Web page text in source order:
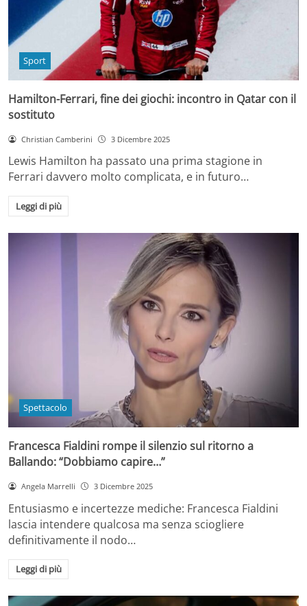
Sport
Hamilton-Ferrari, fine dei giochi: incontro in Qatar con il
sostituto
Christian Camberini 3 Dicembre 2025
Lewis Hamilton ha passato una prima stagione in
Ferrari davvero molto complicata, e in futuro…
Leggi di più
Spettacolo
Francesca Fialdini rompe il silenzio sul ritorno a
Ballando: “Dobbiamo capire…”
Angela Marrelli 3 Dicembre 2025
Entusiasmo e incertezze mediche: Francesca Fialdini
lascia intendere qualcosa ma senza sciogliere
definitivamente il nodo…
Leggi di più